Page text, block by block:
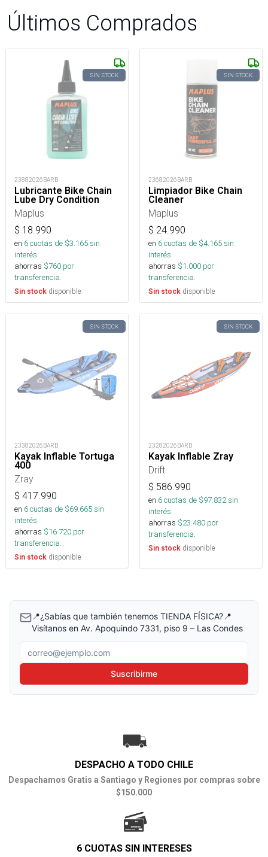
Últimos Comprados
SIN STOCK
23882026BARB
Lubricante Bike Chain
Lube Dry Condition
Maplus
$ 18.990
en 6cuotas de $3.165sin
interés
ahorras $760 por
transferencia.
Sin stock disponible
SIN STOCK
23682026BARB
Limpiador Bike Chain
Cleaner
Maplus
$ 24.990
en 6cuotas de $4.165sin
interés
ahorras $1.000 por
transferencia.
Sin stock disponible
SIN STOCK
23382026BARB
Kayak Inflable Tortuga
400
Zray
$ 417.990
en 6cuotas de $69.665sin
interés
ahorras $16.720 por
transferencia.
Sin stock disponible
SIN STOCK
23282026BARB
Kayak Inflable Zray
Drift
$ 586.990
en 6cuotas de $97.832sin
interés
ahorras $23.480 por
transferencia.
Sin stock disponible
📍¿Sabías que también tenemos TIENDA FÍSICA?📍
Visítanos en Av. Apoquindo 7331, piso 9 – Las Condes
Correo electrónico
Suscribirme
DESPACHO A TODO CHILE
Despachamos Gratis a Santiago y Regiones por compras sobre
$150.000
6 CUOTAS SIN INTERESES